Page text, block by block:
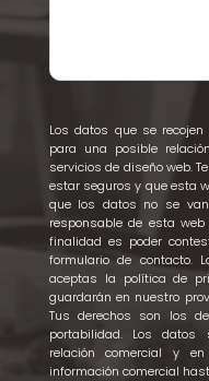
Los datos que se
para una posible
servicios de diseño web.
estar seguros y que esta
que los datos no se
responsable de esta web
finalidad es poder
formulario de contacto.
aceptas la política de
guardarán en nuestro
Tus derechos son los
portabilidad. Los
relación comercial y
información comercial